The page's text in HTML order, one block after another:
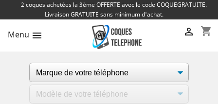
2 coques achetées la 3ème OFFERTE avec le code COQUEGRATUITE.
Livraison GRATUITE sans minimum d'achat.
Menu  shopping_cart
